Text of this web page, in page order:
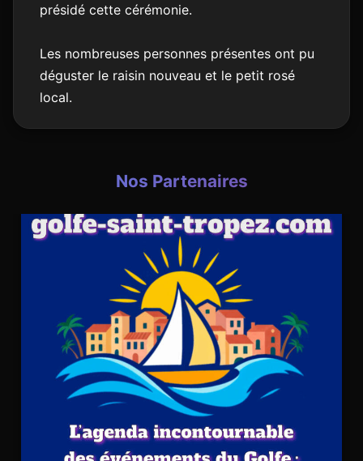
présidé cette cérémonie.
Les nombreuses personnes présentes ont pu
déguster le raisin nouveau et le petit rosé
local.
Nos Partenaires